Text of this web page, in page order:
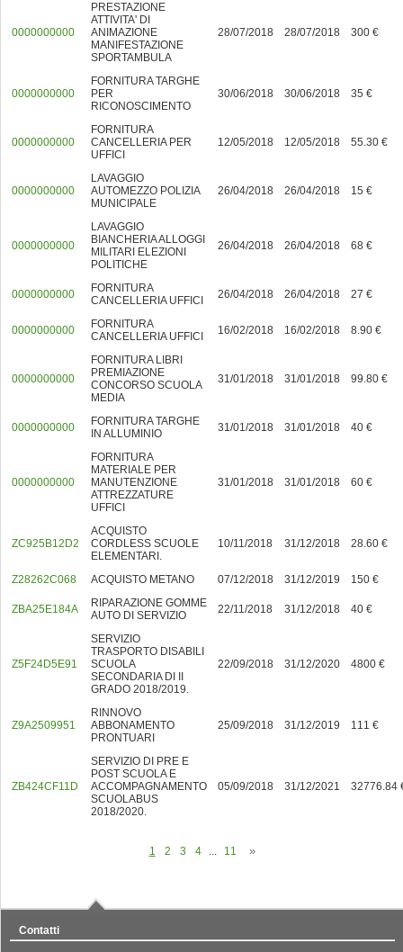
0000000000
PRESTAZIONE
ATTIVITA' DI
ANIMAZIONE
MANIFESTAZIONE
SPORTAMBULA
28/07/2018 28/07/2018 300 €
0000000000
FORNITURA TARGHE
PER
RICONOSCIMENTO
30/06/2018 30/06/2018 35 €
0000000000
FORNITURA
CANCELLERIA PER
UFFICI
12/05/2018 12/05/2018 55.30 €
0000000000
LAVAGGIO
AUTOMEZZO POLIZIA
MUNICIPALE
26/04/2018 26/04/2018 15 €
0000000000
LAVAGGIO
BIANCHERIA ALLOGGI
MILITARI ELEZIONI
POLITICHE
26/04/2018 26/04/2018 68 €
0000000000
FORNITURA
CANCELLERIA UFFICI
26/04/2018 26/04/2018 27 €
0000000000
FORNITURA
CANCELLERIA UFFICI
16/02/2018 16/02/2018 8.90 €
0000000000
FORNITURA LIBRI
PREMIAZIONE
CONCORSO SCUOLA
MEDIA
31/01/2018 31/01/2018 99.80 €
0000000000
FORNITURA TARGHE
IN ALLUMINIO
31/01/2018 31/01/2018 40 €
0000000000
FORNITURA
MATERIALE PER
MANUTENZIONE
ATTREZZATURE
UFFICI
31/01/2018 31/01/2018 60 €
ZC925B12D2
ACQUISTO
CORDLESS SCUOLE
ELEMENTARI.
10/11/2018 31/12/2018 28.60 €
Z28262C068 ACQUISTO METANO 07/12/2018 31/12/2019 150 €
ZBA25E184A
RIPARAZIONE GOMME
AUTO DI SERVIZIO
22/11/2018 31/12/2018 40 €
Z5F24D5E91
SERVIZIO
TRASPORTO DISABILI
SCUOLA
SECONDARIA DI II
GRADO 2018/2019.
22/09/2018 31/12/2020 4800 €
Z9A2509951
RINNOVO
ABBONAMENTO
PRONTUARI
25/09/2018 31/12/2019 111 €
ZB424CF11D
SERVIZIO DI PRE E
POST SCUOLA E
ACCOMPAGNAMENTO
SCUOLABUS
2018/2020.
05/09/2018 31/12/2021 32776.84
1 2 3 4 ... 11
Contatti